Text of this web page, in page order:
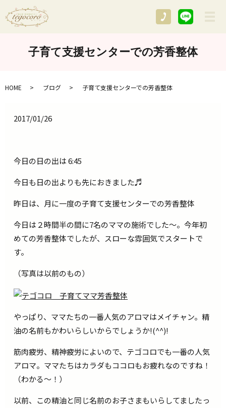
子育て支援センターでの芳香整体
HOME ブログ 子育て支援センターでの芳香整体
2017/01/26
今日の日の出は 6:45
今日も日の出よりも先におきました♬
昨日は、月に一度の子育て支援センターでの芳香整体
今日は２時間半の間に7名のママの施術でした～。今年初
めての芳香整体でしたが、スローな雰囲気でスタートで
す。
（写真は以前のもの）
やっぱり、ママたちの一番人気のアロマはメイチャン。精
油の名前もかわいらしいからでしょうか!(^^)!
筋肉疲労、精神疲労によいので、テゴコロでも一番の人気
アロマ。ママたちはカラダもココロもお疲れなのですね！
（わかる～！）
以前、この精油と同じ名前のお子さまもいらしてましたっ